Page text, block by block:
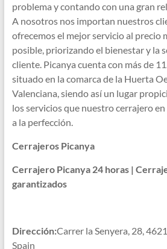
problema y contando con una gran
A nosotros nos importan nuestros
ofrecemos el mejor servicio al precio
posible, priorizando el bienestar y la
cliente. Picanya cuenta con más de
situado en la comarca de la Huerta
Valenciana, siendo así un lugar
los servicios que nuestro cerrajero
a la perfección.
Cerrajeros Picanya
Cerrajero Picanya 24 horas |
garantizados
Dirección:Carrer la Senyera, 28,
Spain